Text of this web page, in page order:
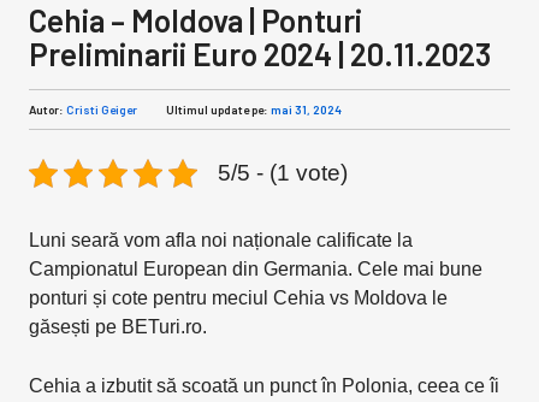
Cehia – Moldova | Ponturi
Preliminarii Euro 2024 | 20.11.2023
Autor: Cristi Geiger Ultimul update pe: mai 31, 2024
5/5 - (1 vote)
Luni seară vom afla noi naționale calificate la
Campionatul European din Germania. Cele mai bune
ponturi și cote pentru meciul Cehia vs Moldova le
găsești pe BETuri.ro.
Cehia a izbutit să scoată un punct în Polonia, ceea ce îi